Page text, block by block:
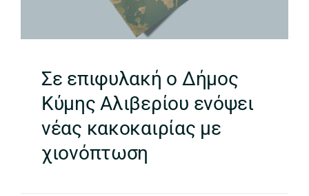
Σε επιφυλακή ο Δήμος
Κύμης Αλιβερίου ενόψει
νέας κακοκαιρίας με
χιονόπτωση